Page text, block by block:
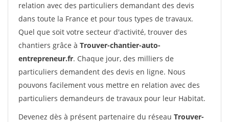
relation avec des particuliers demandant des devis
dans toute la France et pour tous types de travaux.
Quel que soit votre secteur d'activité, trouver des
chantiers grâce à Trouver-chantier-auto-
entrepreneur.fr. Chaque jour, des milliers de
particuliers demandent des devis en ligne. Nous
pouvons facilement vous mettre en relation avec des
particuliers demandeurs de travaux pour leur Habitat.
Devenez dès à présent partenaire du réseau Trouver-